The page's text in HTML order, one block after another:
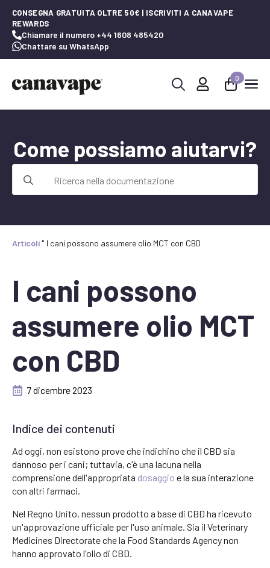
CONSEGNA GRATUITA OLTRE 50€ | ISCRIVITI A CANAVAPE
REWARDS
Chiamare il numero +44 1608 485420
Chattare su WhatsApp
0
Come possiamo aiutarvi?
per:
Articoli " I cani possono assumere olio MCT con CBD
I cani possono
assumere olio MCT
con CBD
7 dicembre 2023
Ad oggi, non esistono prove che indichino che il CBD sia
dannoso per i cani; tuttavia, c'è una lacuna nella
comprensione dell'appropriata dosaggio e la sua interazione
con altri farmaci.
Nel Regno Unito, nessun prodotto a base di CBD ha ricevuto
un'approvazione ufficiale per l'uso animale. Sia il Veterinary
Medicines Directorate che la Food Standards Agency non
hanno approvato l'olio di CBD.
Indice dei contenuti